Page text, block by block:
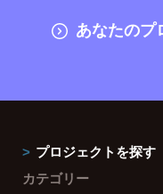
あなたのプ
プロジェクトを探す
カテゴリー